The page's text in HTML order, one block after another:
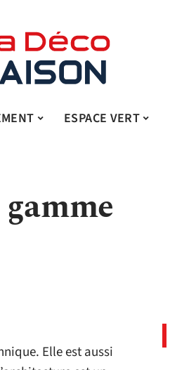
ESPACE VERT
Elle est aussi